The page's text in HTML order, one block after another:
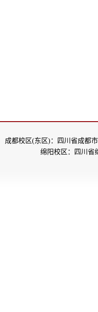
成都校区(东区)：四川省成都
绵阳校区：四川省